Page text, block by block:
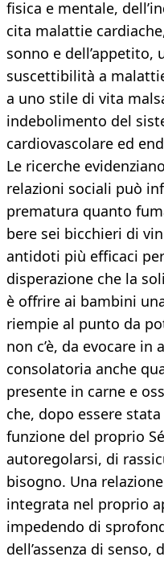
fisica e mentale,
cita malattie
sonno e dell’appetito,
suscettibilità a
a uno stile di vita
indebolimento del
cardiovascolare ed
Le ricerche
relazioni sociali può
prematura quanto
bere sei bicchieri di
antidoti più efficaci
disperazione che la
è offrire ai bambini
riempie al punto da
non c’è, da evocare in
consolatoria anche
presente in carne e
che, dopo essere
funzione del proprio
autoregolarsi, di
bisogno. Una
integrata nel proprio
impedendo di
dell’assenza di senso,